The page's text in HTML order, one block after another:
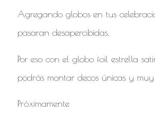
Agregando globos en tus
pasaran desapercibidas.
Por eso con el globo foil estrella
podrás montar decos únicas y muy
Próximamente